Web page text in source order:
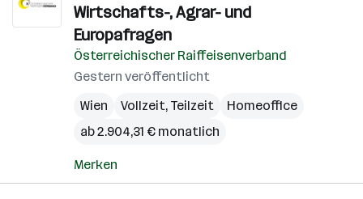
Wirtschafts-, Agrar- und
Europafragen
Österreichischer Raiffeisenverband
Gestern veröffentlicht
Wien
Vollzeit, Teilzeit
Homeoffice
ab 2.904,31 € monatlich
Merken